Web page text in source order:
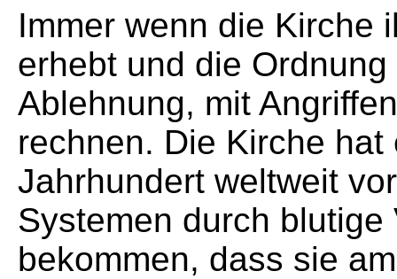
Immer wenn die Kirche
erhebt und die
Ablehnung, mit
rechnen. Die Kirche
Jahrhundert weltweit
Systemen durch
bekommen, dass sie